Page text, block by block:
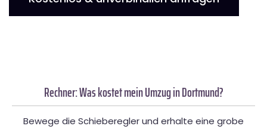
Rechner: Was kostet mein Umzug in Dortmund?
Bewege die Schieberegler und erhalte eine grobe